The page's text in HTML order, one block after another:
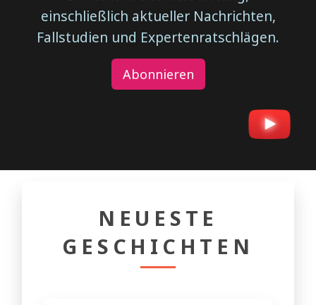
einschließlich aktueller Nachrichten,
Fallstudien und Expertenratschlägen.
Abonnieren
NEUESTE
GESCHICHTEN